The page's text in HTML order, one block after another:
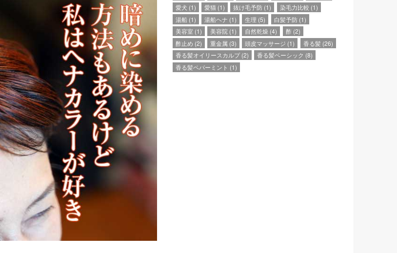
愛犬 (1) 愛猫 (1) 抜け毛予防 (1) 染毛力比較 (1)
湯船 (1) 湯船ヘナ (1) 生理 (5) 白髪予防(1)
美容室 (1) 美容院 (1) 自然乾燥 (4) 酢(2)
酢止め (2) 重金属 (3) 頭皮マッサージ (1) 香る髪(26)
香る髪オイリースカルプ (2) 香る髪ベーシック (8)
香る髪ペパーミント (1)